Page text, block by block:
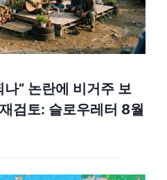
” 논란에 비거주 보
검토: 슬로우레터 8월